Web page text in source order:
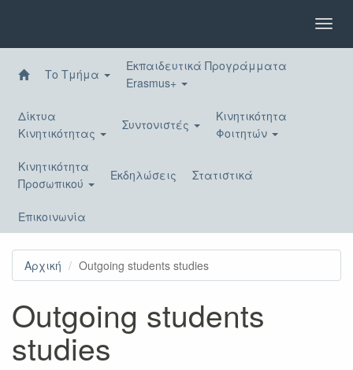
περιεχόμενο
Το Τμήμα
Εκπαιδευτικά Προγράμματα
Erasmus+
Δίκτυα
Κινητικότητας
Συντονιστές
Κινητικότητα
Φοιτητών
Κινητικότητα
Προσωπικού
Εκδηλώσεις Στατιστικά
Επικοινωνία
Αρχική Outgoing students studies
Outgoing students
studies